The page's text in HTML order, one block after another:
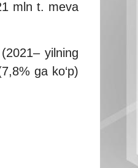
mln t. meva
yilning
ga ko‘p)